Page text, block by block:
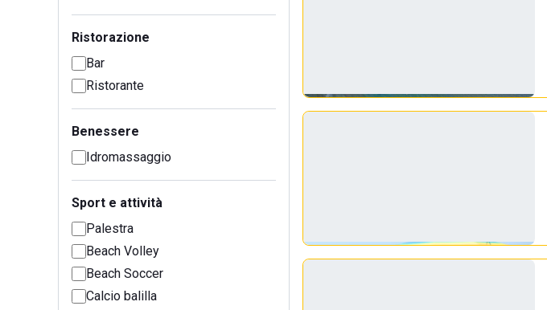
Ristorazione
Bar
Ristorante
Benessere
Idromassaggio
Sport e attività
Palestra
Beach Volley
Beach Soccer
Calcio balilla